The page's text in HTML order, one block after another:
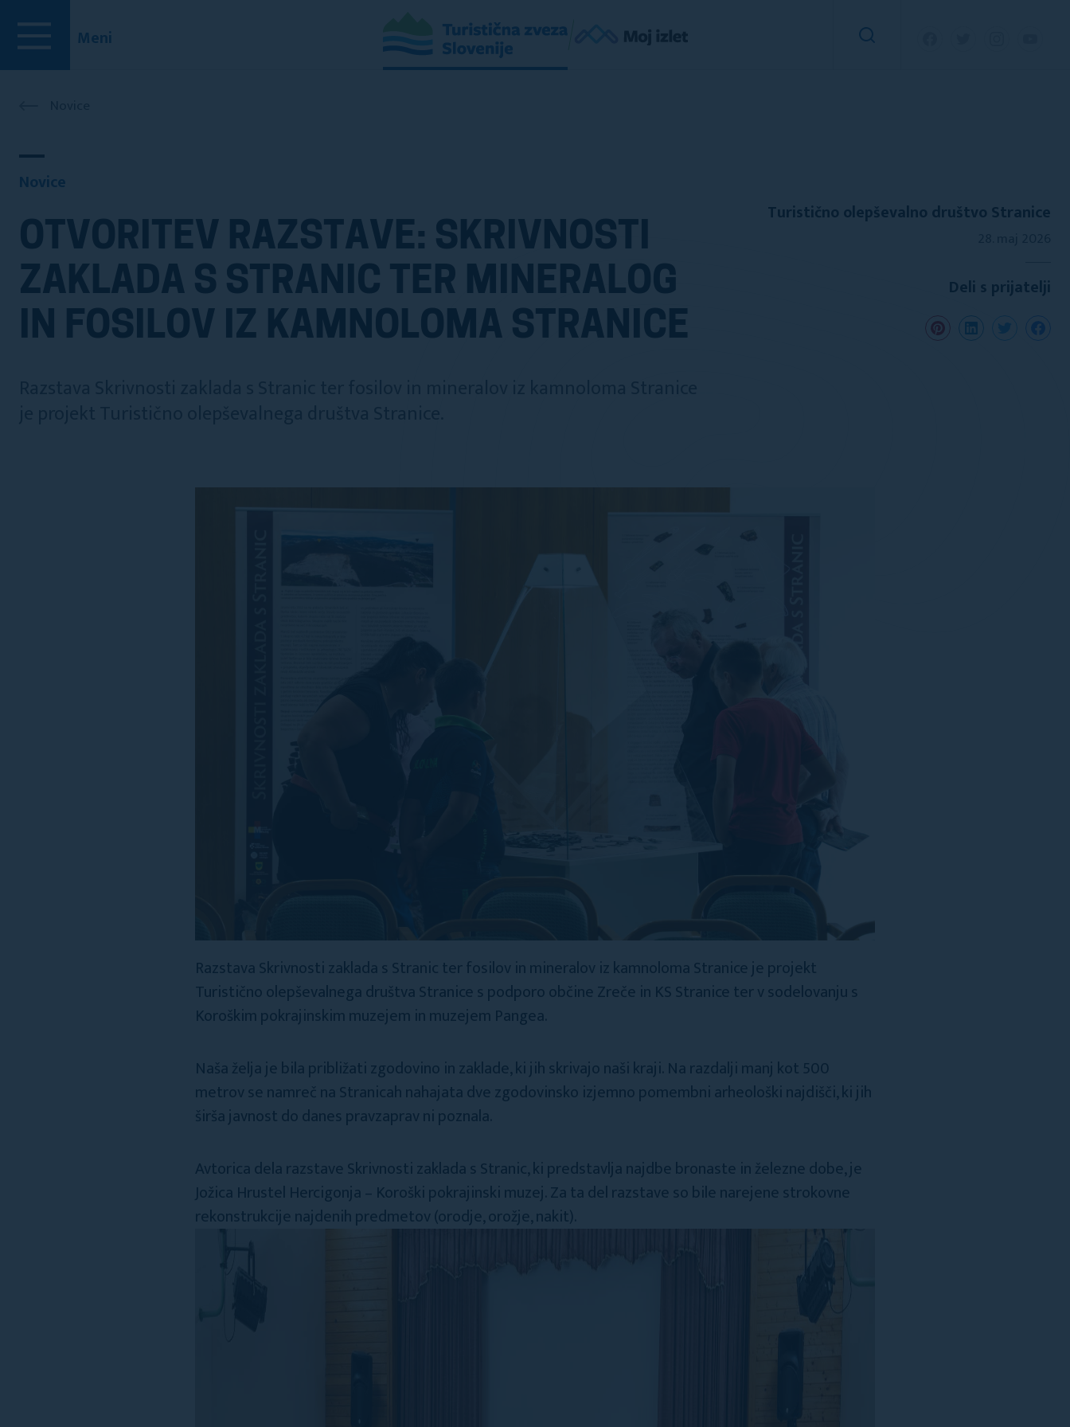
Meni
Novice
OTVORITEV RAZSTAVE: SKRIVNOSTI
ZAKLADA S STRANIC TER MINERALOG
IN FOSILOV IZ KAMNOLOMA STRANICE
Turistično olepševalno društvo Stranice
Deli s prijatelji
Razstava Skrivnosti zaklada s Stranic ter fosilov in mineralov iz kamnoloma Stranice je projekt
Turistično olepševalnega društva Stranice s podporo občine Zreče in KS Stranice ter v sodelovanju s
Koroškim pokrajinskim muzejem in muzejem Pangea.
Naša želja je bila približati zgodovino in zaklade, ki jih skrivajo naši kraji. Na razdalji manj kot 500
metrov se namreč na Stranicah nahajata dve zgodovinsko izjemno pomembni arheološki najdišči, ki jih
širša javnost do danes pravzaprav ni poznala.
Avtorica dela razstave Skrivnosti zaklada s Stranic, ki predstavlja najdbe bronaste in železne dobe, je
Jožica Hrustel Hercigonja – Koroški pokrajinski muzej. Za ta del razstave so bile narejene strokovne
rekonstrukcije najdenih predmetov (orodje, orožje, nakit).